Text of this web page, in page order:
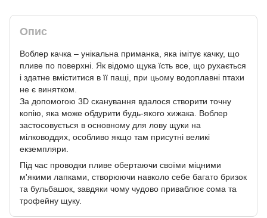
Опис
Воблер качка – унікальна приманка, яка імітує качку, що
пливе по поверхні. Як відомо щука їсть все, що рухається
і здатне вміститися в її пащі, при цьому водоплавні птахи
не є винятком.
За допомогою 3D сканування вдалося створити точну
копію, яка може обдурити будь-якого хижака. Воблер
застосовується в основному для лову щуки на
мілководдях, особливо якщо там присутні великі
екземпляри.
Під час проводки пливе обертаючи своїми міцними
м'якими лапками, створюючи навколо себе багато бризок
та бульбашок, завдяки чому чудово приваблює сома та
трофейну щуку.